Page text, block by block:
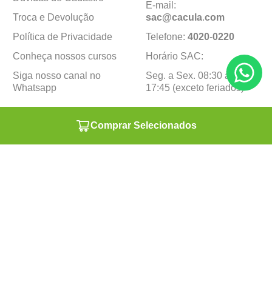
Comprar Selecionados
Troca e Devolução
Política de Privacidade
Conheça nossos cursos
Siga nosso canal no
Whatsapp
E-mail:
sac@cacula.com
Telefone: 4020-0220
Horário SAC:
Seg. a Sex. 08:30 às
17:45 (exceto feriados)
Sobre a caçula
Minha Conta
Minha Conta